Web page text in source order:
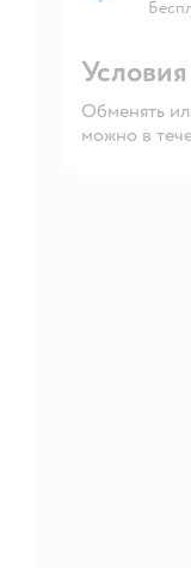
Обменять
можно в